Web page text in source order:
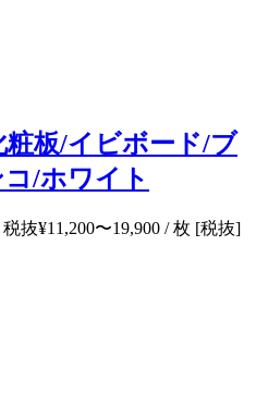
板/イビボード/ブ
/ホワイト
税抜¥11,200〜19,900 / 枚 [税抜]